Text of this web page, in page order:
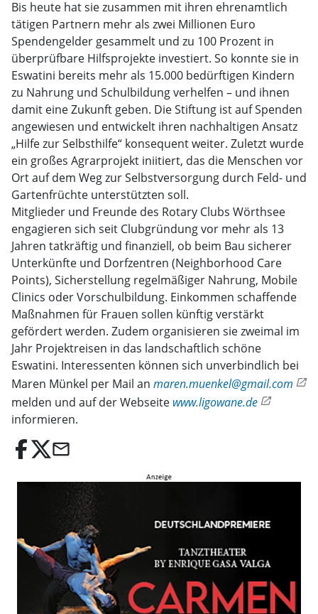
Bis heute hat sie zusammen mit ihren ehrenamtlich
tätigen Partnern mehr als zwei Millionen Euro
Spendengelder gesammelt und zu 100 Prozent in
überprüfbare Hilfsprojekte investiert. So konnte sie in
Eswatini bereits mehr als 15.000 bedürftigen Kindern
zu Nahrung und Schulbildung verhelfen – und ihnen
damit eine Zukunft geben. Die Stiftung ist auf Spenden
angewiesen und entwickelt ihren nachhaltigen Ansatz
„Hilfe zur Selbsthilfe“ konsequent weiter. Zuletzt wurde
ein großes Agrarprojekt iniitiert, das die Menschen vor
Ort auf dem Weg zur Selbstversorgung durch Feld- und
Gartenfrüchte unterstützten soll.
Mitglieder und Freunde des Rotary Clubs Wörthsee
engagieren sich seit Clubgründung vor mehr als 13
Jahren tatkräftig und finanziell, ob beim Bau sicherer
Unterkünfte und Dorfzentren (Neighborhood Care
Points), Sicherstellung regelmäßiger Nahrung, Mobile
Clinics oder Vorschulbildung. Einkommen schaffende
Maßnahmen für Frauen sollen künftig verstärkt
gefördert werden. Zudem organisieren sie zweimal im
Jahr Projektreisen in das landschaftlich schöne
Eswatini. Interessenten können sich unverbindlich bei
Maren Münkel per Mail an maren.muenkel@gmail.com
melden und auf der Webseite www.ligowane.de
informieren.
email